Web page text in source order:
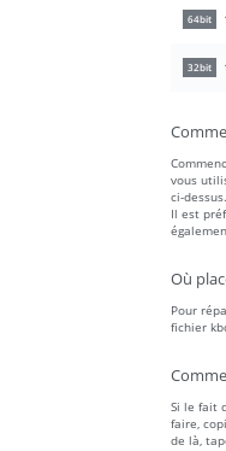
64bit
32bit
vous
ci-dessus.
Il est
Où
Pour
fichier
Si le fait
faire,
de là,